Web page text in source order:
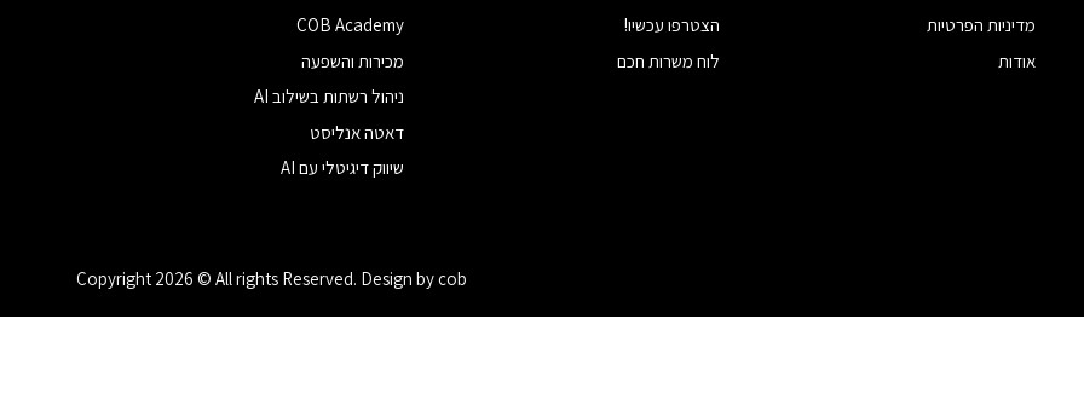
מדיניות הפרטיות
אודות
הצטרפו עכשיו!
לוח משרות חכם
COB Academy
מכירות והשפעה
ניהול רשתות בשילוב AI
דאטה אנליסט
שיווק דיגיטלי עם AI
Copyright 2026 © All rights Reserved. Design by cob